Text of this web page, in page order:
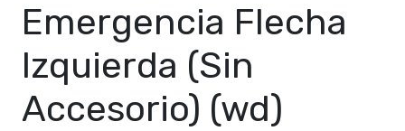
Emergencia Flecha
Izquierda (Sin
Accesorio) (wd)